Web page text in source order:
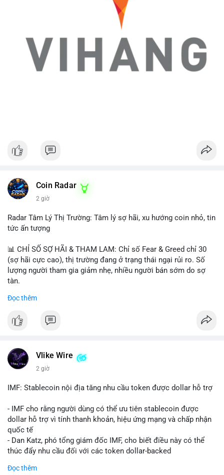
Coin Radar
2 giờ
Radar Tâm Lý Thị Trường: Tâm lý sợ hãi, xu hướng coin nhỏ, tin
tức ấn tượng
📊 CHỈ SỐ SỢ HÃI & THAM LAM: Chỉ số Fear & Greed chỉ 30
(sợ hãi cực cao), thị trường đang ở trạng thái ngại rủi ro. Số
lượng người tham gia giảm nhẹ, nhiều người bán sớm do sợ
tàn.
📈 XU HƯỚNG TÌM KIẾM & THẢO LUẬN: Biconomy (BICO),
coin được tìm kiếm nhiều nhất. Chủ đề NFT (Pudgy Penguins),
💬 DÒNG CHẢY TIN TỨC & TRUYỀN THÔNG: Bàn tán trên
Binance Square tập trung vào lệnh kẹp, dự báo NVDA và Musk
luận về Clearity Act.
💡 NHẬN ĐỊNH & KHUYẾN NGHỊ: Tâm lý ngắn hạn vẫn tiêu
cực do sợ hãi, nhưng xu hướng coin nhỏ và tin tức AI/NVIDA
có thể tạo cơ hội mua sớm. Cần theo dõi sự thay đổi trong
chính sách crypto Mỹ.
Đọc thêm
Vlike Wire
2 giờ
IMF: Stablecoin nội địa tăng nhu cầu token được dollar hỗ trợ
- IMF cho rằng người dùng có thể ưu tiên stablecoin được
dollar hỗ trợ vì tính thanh khoản, hiệu ứng mạng và chấp nhận
quốc tế
- Dan Katz, phó tổng giám đốc IMF, cho biết điều này có thể
thúc đẩy nhu cầu đối với các token dollar-backed
triển stablecoin nội địa
Đọc thêm